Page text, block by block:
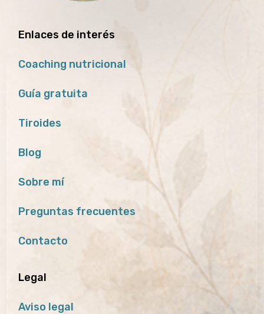
Enlaces de interés
Coaching nutricional
Guía gratuita
Tiroides
Blog
Sobre mí
Preguntas frecuentes
Contacto
Legal
Aviso legal